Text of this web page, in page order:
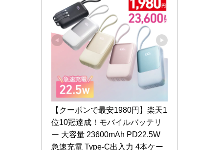
【クーポンで最安1980円】楽天1
位10冠達成！モバイルバッテリ
ー 大容量 23600mAh PD22.5W
急速充電 Type-C出入力 4本ケー